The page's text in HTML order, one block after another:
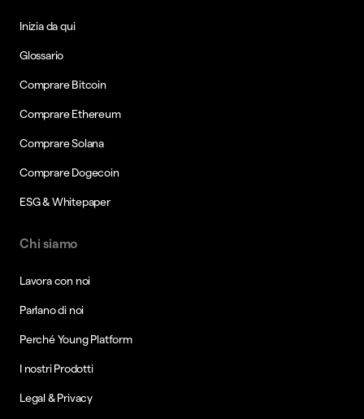
Inizia da qui
Glossario
Comprare Bitcoin
Comprare Ethereum
Comprare Solana
Comprare Dogecoin
ESG & Whitepaper
Chi siamo
Lavora con noi
Parlano di noi
Perché Young Platform
I nostri Prodotti
Legal & Privacy